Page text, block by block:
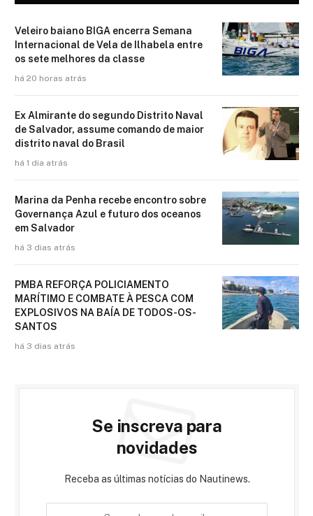
Veleiro baiano BIGA encerra Semana
Internacional de Vela de Ilhabela entre
os sete melhores da classe
há 20 horas atrás
Ex Almirante do segundo Distrito Naval
de Salvador, assume comando de maior
distrito naval do Brasil
há 1 dia atrás
Marina da Penha recebe encontro sobre
Governança Azul e futuro dos oceanos
em Salvador
há 3 dias atrás
PMBA REFORÇA POLICIAMENTO
MARÍTIMO E COMBATE À PESCA COM
EXPLOSIVOS NA BAÍA DE TODOS-OS-
SANTOS
há 3 dias atrás
Se inscreva para
novidades
Receba as últimas notícias do Nautinews.